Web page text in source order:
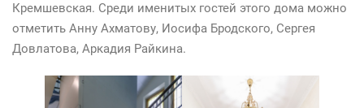
Кремшевская. Среди именитых гостей этого дома можно
отметить Анну Ахматову, Иосифа Бродского, Сергея
Довлатова, Аркадия Райкина.